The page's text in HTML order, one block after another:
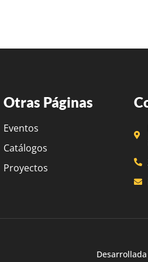
Otras Páginas
Eventos
Catálogos
Proyectos